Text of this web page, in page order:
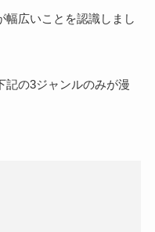
幅広いことを認識しまし
記の3ジャンルのみが漫